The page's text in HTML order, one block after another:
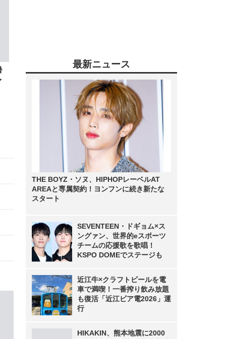
最新ニュース
THE BOYZ・ソヌ、HIPHOPレーベルAT
AREAと専属契約！ヨンフンに続き新たな
スタート
SEVENTEEN・ドギョム×ス
ングァン、世界的eスポーツ
チームの応援歌を歌唱！
KSPO DOMEでステージも
近江牛×クラフトビールを電
車で満喫！一番搾り飲み放題
も復活「近江ビア電2026」運
行
HIKAKIN、熊本地震に2000